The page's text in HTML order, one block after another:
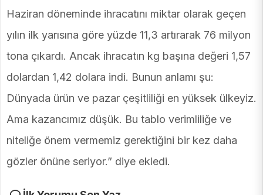
Haziran döneminde ihracatını miktar olarak geçen
yılın ilk yarısına göre yüzde 11,3 artırarak 76 milyon
tona çıkardı. Ancak ihracatın kg başına değeri 1,57
dolardan 1,42 dolara indi. Bunun anlamı şu:
Dünyada ürün ve pazar çeşitliliği en yüksek ülkeyiz.
Ama kazancımız düşük. Bu tablo verimliliğe ve
niteliğe önem vermemiz gerektiğini bir kez daha
gözler önüne seriyor.” diye ekledi.